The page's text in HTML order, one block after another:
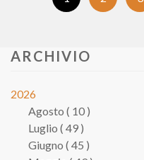
corrente)
ARCHIVIO
2026
Agosto ( 10 )
Luglio ( 49 )
Giugno ( 45 )